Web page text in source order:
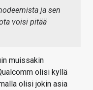
ja sen
voisi pitää
muissakin
olisi kyllä
olisi jokin asia